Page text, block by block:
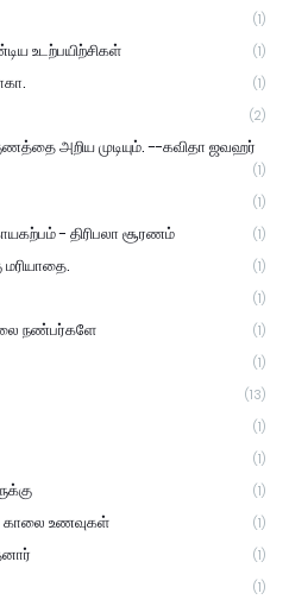
(1)
உடற்பயிற்சிகள் (1)
(1)
(2)
அறிய முடியும். --கவிதா ஜவஹர்
(1)
(1)
- திரிபலா சூரணம் (1)
(1)
(1)
நண்பர்களே (1)
(1)
(13)
(1)
(1)
(1)
உணவுகள் (1)
(1)
(1)